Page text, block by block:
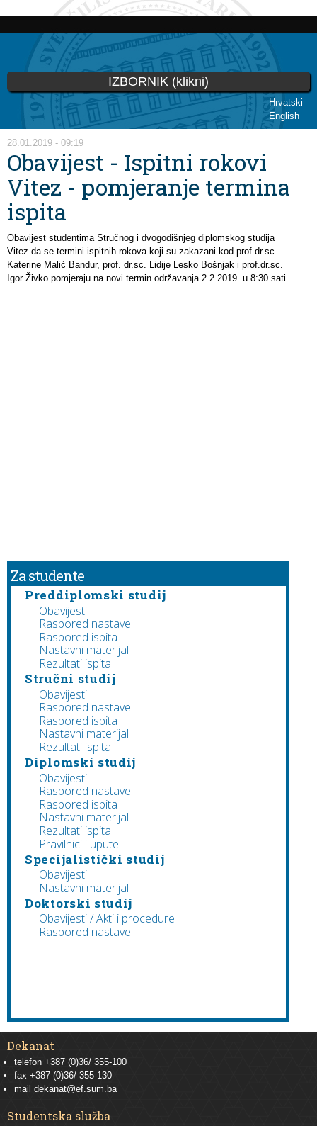
Skoči
glavni
sadržaj
Hrvatski
English
IZBORNIK (klikni)
Vi ste ovdje
28.01.2019 - 09:19
Obavijest - Ispitni rokovi
Vitez - pomjeranje termina
ispita
Obavijest studentima Stručnog i dvogodišnjeg diplomskog studija
Vitez da se termini ispitnih rokova koji su zakazani kod prof.dr.sc.
Katerine Malić Bandur, prof. dr.sc. Lidije Lesko Bošnjak i prof.dr.sc.
Igor Živko pomjeraju na novi termin održavanja 2.2.2019. u 8:30 sati.
Za studente
Preddiplomski studij
Obavijesti
Raspored nastave
Raspored ispita
Nastavni materijal
Rezultati ispita
Stručni studij
Obavijesti
Raspored nastave
Raspored ispita
Nastavni materijal
Rezultati ispita
Diplomski studij
Obavijesti
Raspored nastave
Raspored ispita
Nastavni materijal
Rezultati ispita
Pravilnici i upute
Specijalistički studij
Obavijesti
Nastavni materijal
Doktorski studij
Obavijesti / Akti i procedure
Raspored nastave
Dekanat
telefon +387 (0)36/ 355-100
fax +387 (0)36/ 355-130
mail dekanat@ef.sum.ba
Studentska služba